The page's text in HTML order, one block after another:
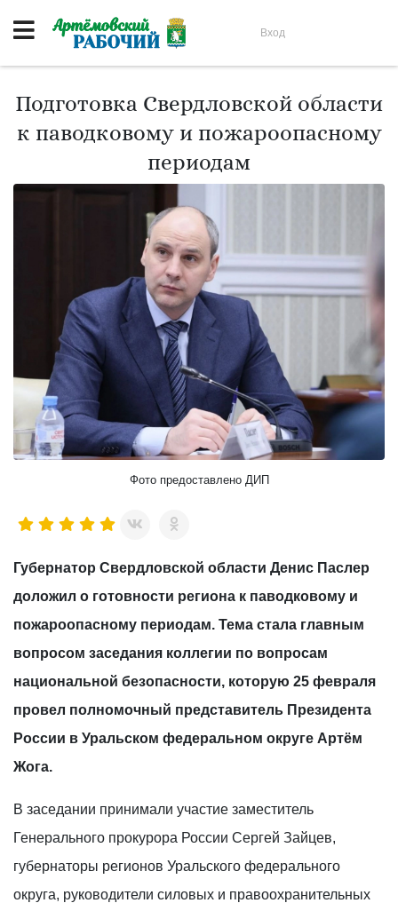
Вход
Подготовка Свердловской области
к паводковому и пожароопасному
периодам
Фото предоставлено ДИП
Губернатор Свердловской области Денис Паслер
доложил о готовности региона к паводковому и
пожароопасному периодам. Тема стала главным
вопросом заседания коллегии по вопросам
национальной безопасности, которую 25 февраля
провел полномочный представитель Президента
России в Уральском федеральном округе Артём
Жога.
В заседании принимали участие заместитель
Генерального прокурора России Сергей Зайцев,
губернаторы регионов Уральского федерального
округа, руководители силовых и правоохранительных